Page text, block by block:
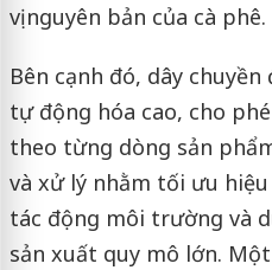
vị nguyên bản của cà phê.
Bên cạnh đó, dây
tự động hóa cao, cho
theo từng dòng sản
và xử lý nhằm tối ưu
tác động môi trường và
sản xuất quy mô lớn.